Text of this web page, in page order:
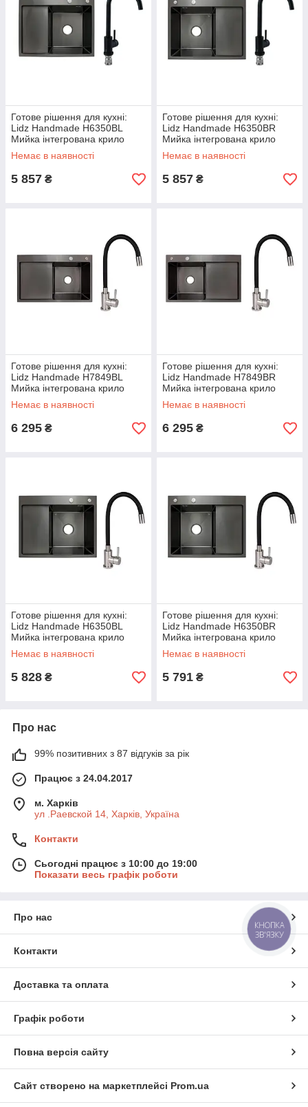
Готове рішення для кухні:
Lidz Handmade H6350BL
Мийка інтегрована крило
зліва Brushed Black PVD+Lidz
Aria 015F Змішувач для кухні
Немає в наявності
5 857 ₴
Готове рішення для кухні:
Lidz Handmade H6350BR
Мийка інтегрована крило
зправа Brushed Black
PVD+Lidz Aria 015F Змішувач
Немає в наявності
5 857 ₴
Готове рішення для кухні:
Lidz Handmade H7849BL
Мийка інтегрована крило
зліва Brushed Black PVD+Aria
015F3 з гнучким виливом
Немає в наявності
6 295 ₴
Готове рішення для кухні:
Lidz Handmade H7849BR
Мийка інтегрована крило
зправа Brushed Black
PVD+Aria 015F3 з гнучким
Немає в наявності
6 295 ₴
Готове рішення для кухні:
Lidz Handmade H6350BL
Мийка інтегрована крило
зліва Brushed Black PVD+Aria
015F3 з гнучким виливом
Немає в наявності
5 828 ₴
Готове рішення для кухні:
Lidz Handmade H6350BR
Мийка інтегрована крило
зправа Brushed Black
PVD+Aria 015F3 з гнучким
Немає в наявності
5 791 ₴
Про нас
99% позитивних з 87 відгуків за рік
Працює з 24.04.2017
м. Харків
ул .Раевской 14, Харків, Україна
Контакти
Сьогодні працює з 10:00 до 19:00
Показати весь графік роботи
Про нас
Контакти
Доставка та оплата
Графік роботи
Повна версія сайту
Сайт створено на маркетплейсі Prom.ua
КНОПКА
ЗВ'ЯЗКУ